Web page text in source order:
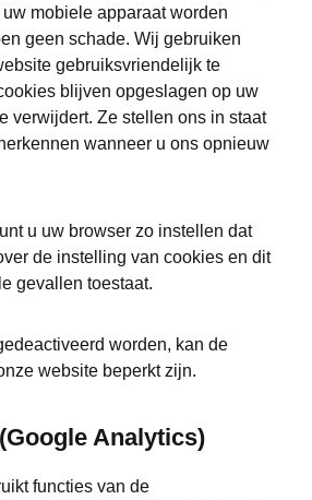
mobiele apparaat worden
geen schade. Wij gebruiken
gebruiksvriendelijk te
blijven opgeslagen op uw
verwijdert. Ze stellen ons in staat
wanneer u ons opnieuw
u uw browser zo instellen dat
de instelling van cookies en dit
gevallen toestaat.
worden, kan de
website beperkt zijn.
Analytics)
functies van de